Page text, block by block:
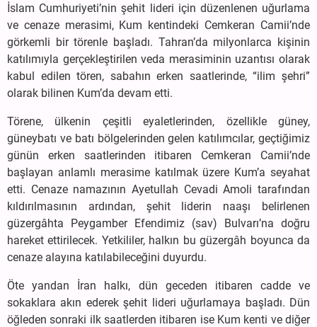
İslam Cumhuriyeti’nin şehit lideri için düzenlenen uğurlama
ve cenaze merasimi, Kum kentindeki Cemkeran Camii’nde
görkemli bir törenle başladı. Tahran’da milyonlarca kişinin
katılımıyla gerçekleştirilen veda merasiminin uzantısı olarak
kabul edilen tören, sabahın erken saatlerinde, “ilim şehri”
olarak bilinen Kum’da devam etti.
Törene, ülkenin çeşitli eyaletlerinden, özellikle güney,
güneybatı ve batı bölgelerinden gelen katılımcılar, geçtiğimiz
günün erken saatlerinden itibaren Cemkeran Camii’nde
başlayan anlamlı merasime katılmak üzere Kum’a seyahat
etti. Cenaze namazının Ayetullah Cevadi Amoli tarafından
kıldırılmasının ardından, şehit liderin naaşı belirlenen
güzergâhta Peygamber Efendimiz (sav) Bulvarı’na doğru
hareket ettirilecek. Yetkililer, halkın bu güzergâh boyunca da
cenaze alayına katılabileceğini duyurdu.
Öte yandan İran halkı, dün geceden itibaren cadde ve
sokaklara akın ederek şehit lideri uğurlamaya başladı. Dün
öğleden sonraki ilk saatlerden itibaren ise Kum kenti ve diğer